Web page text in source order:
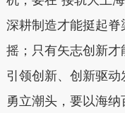
深耕制造才能挺起
摇；只有矢志创新
引领创新、创新驱
勇立潮头，要以海